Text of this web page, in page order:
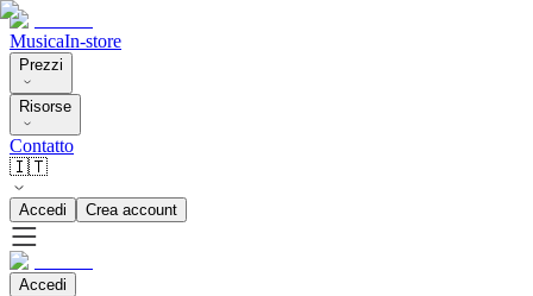
MusicaIn-store
Prezzi
Risorse
Contatto
🇮🇹
Accedi Crea account
Accedi